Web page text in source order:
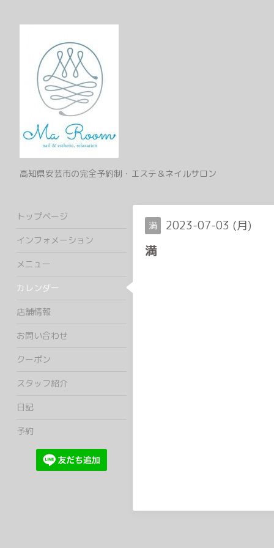
高知県安芸市の完全予約制・エステ＆ネイルサロン
満 2023-07-03 (月)
満
トップページ
インフォメーション
メニュー
カレンダー
店舗情報
お問い合わせ
クーポン
スタッフ紹介
日記
予約